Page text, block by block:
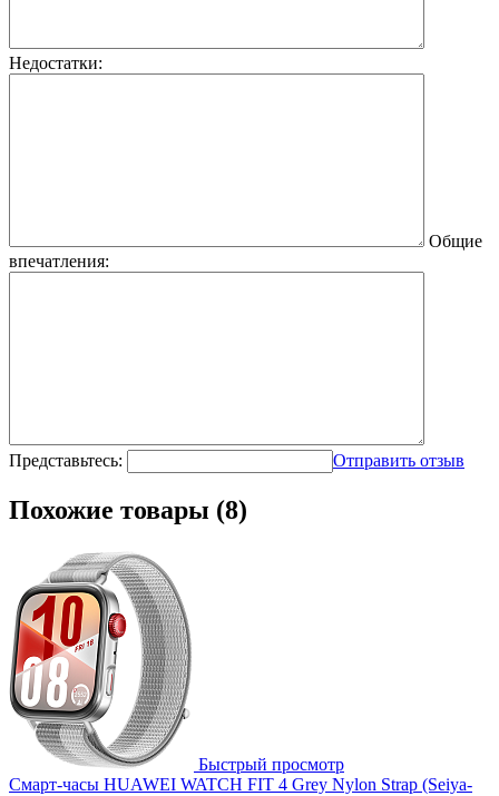
Недостатки:
Общие
впечатления:
Представьтесь: Отправить отзыв
Похожие товары (8)
Быстрый просмотр
Смарт-часы HUAWEI WATCH FIT 4 Grey Nylon Strap (Seiya-